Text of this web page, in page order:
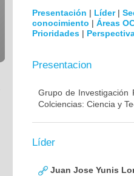
Presentación | Líder|
conocimiento | Áreas
Prioridades |
Presentacion
Grupo de Investigación
Colciencias: Ciencia y
Líder
Juan Jose Yunis